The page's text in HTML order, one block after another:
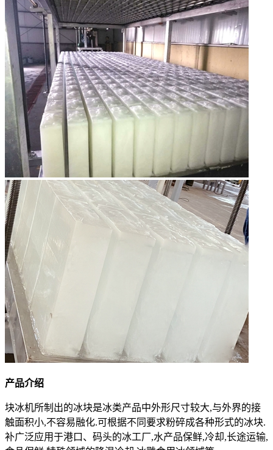
产品介绍
块冰机所制出的冰块是冰类产品中外形尺寸较大,与外界的接
触面积小,不容易融化.可根据不同要求粉碎成各种形式的冰块.
补广泛应用于港口、码头的冰工厂,水产品保鲜,冷却,长途运输,